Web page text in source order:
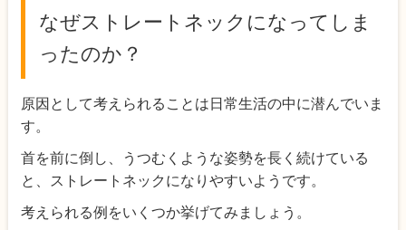
なぜストレートネックになってしま
ったのか？
原因として考えられることは日常生活の中に潜んでいま
す。
首を前に倒し、うつむくような姿勢を長く続けている
と、ストレートネックになりやすいようです。
考えられる例をいくつか挙げてみましょう。